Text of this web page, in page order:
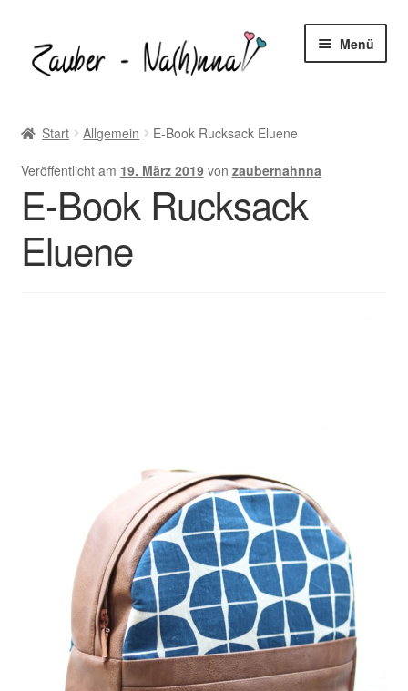
Navigation
springen
Inhalt
springen
Menü
Freebooks
Shop
Start Allgemein E-Book Rucksack Eluene
Veröffentlicht am 19. März 2019 von zaubernahnna
E-Book Rucksack
Eluene